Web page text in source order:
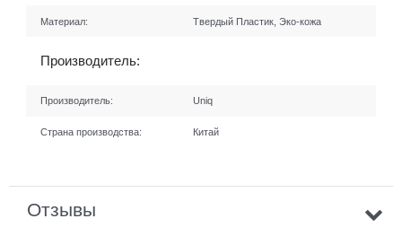
Материал: Твердый Пластик, Эко-кожа
Производитель:
Производитель: Uniq
Страна производства: Китай
Отзывы